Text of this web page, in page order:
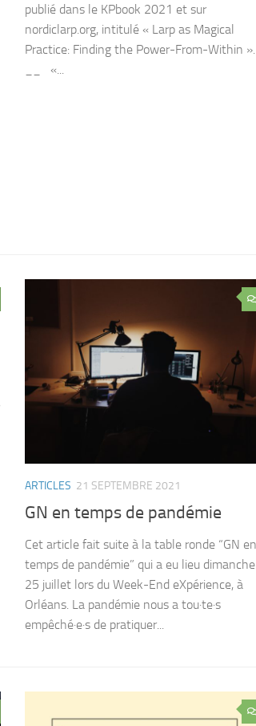
publié dans le KPbook 2021 et sur
nordiclarp.org, intitulé « Larp as Magical
Practice: Finding the Power-From-Within ».
__ «...
ARTICLES 21 SEPTEMBRE 2021
GN en temps de pandémie
Cet article fait suite à la table ronde “GN en
temps de pandémie” qui a eu lieu dimanche
25 juillet lors du Week-End eXpérience, à
Orléans. La pandémie nous a tou·te·s
empêché·e·s de pratiquer...